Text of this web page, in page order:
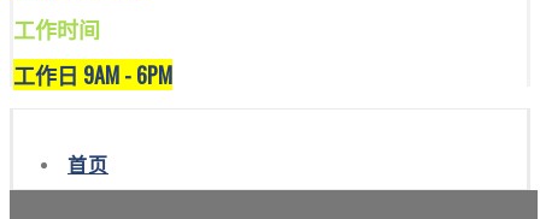
工作时间
工作日 9AM - 6PM
首页